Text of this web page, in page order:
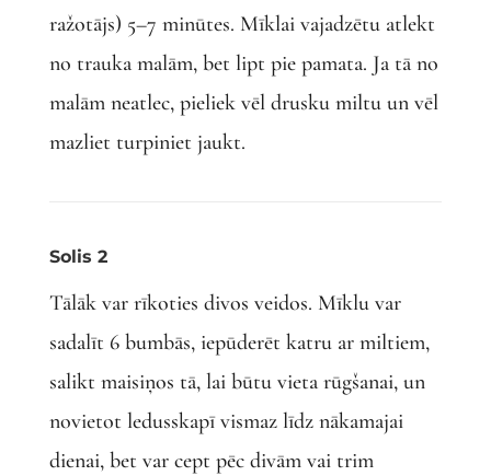
ražotājs) 5–7 minūtes. Mīklai vajadzētu atlekt
no trauka malām, bet lipt pie pamata. Ja tā no
malām neatlec, pieliek vēl drusku miltu un vēl
mazliet turpiniet jaukt.
Solis 2
Tālāk var rīkoties divos veidos. Mīklu var
sadalīt 6 bumbās, iepūderēt katru ar miltiem,
salikt maisiņos tā, lai būtu vieta rūgšanai, un
novietot ledusskapī vismaz līdz nākamajai
dienai, bet var cept pēc divām vai trim